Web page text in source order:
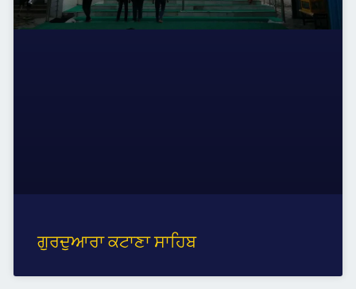
ਗੁਰਦੁਆਰਾ ਕਟਾਣਾ ਸਾਹਿਬ